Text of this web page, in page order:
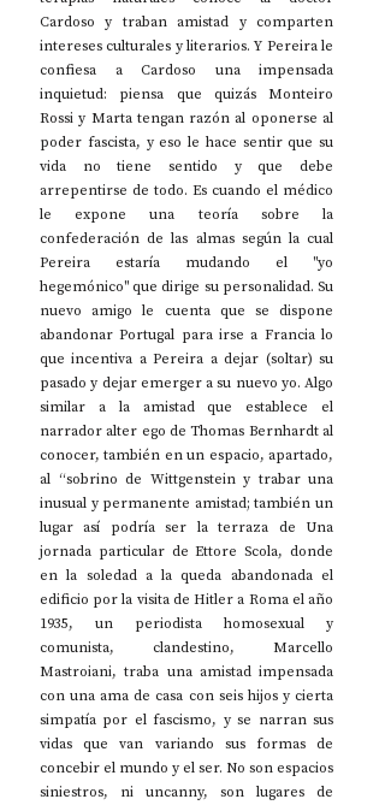
Cardoso y traban amistad y comparten
intereses culturales y literarios. Y Pereira le
confiesa a Cardoso una impensada
inquietud: piensa que quizás Monteiro
Rossi y Marta tengan razón al oponerse al
poder fascista, y eso le hace sentir que su
vida no tiene sentido y que debe
arrepentirse de todo. Es cuando el médico
le expone una teoría sobre la
confederación de las almas según la cual
Pereira estaría mudando el "yo
hegemónico" que dirige su personalidad. Su
nuevo amigo le cuenta que se dispone
abandonar Portugal para irse a Francia lo
que incentiva a Pereira a dejar (soltar) su
pasado y dejar emerger a su nuevo yo. Algo
similar a la amistad que establece el
narrador alter ego de Thomas Bernhardt al
conocer, también en un espacio, apartado,
al “sobrino de Wittgenstein y trabar una
inusual y permanente amistad; también un
lugar así podría ser la terraza de Una
jornada particular de Ettore Scola, donde
en la soledad a la queda abandonada el
edificio por la visita de Hitler a Roma el año
1935, un periodista homosexual y
comunista, clandestino, Marcello
Mastroiani, traba una amistad impensada
con una ama de casa con seis hijos y cierta
simpatía por el fascismo, y se narran sus
vidas que van variando sus formas de
concebir el mundo y el ser. No son espacios
siniestros, ni uncanny, son lugares de